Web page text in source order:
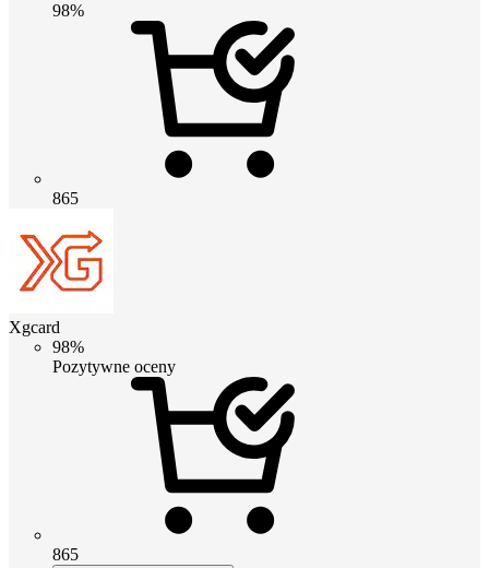
98%
865
Xgcard
98%
Pozytywne oceny
865